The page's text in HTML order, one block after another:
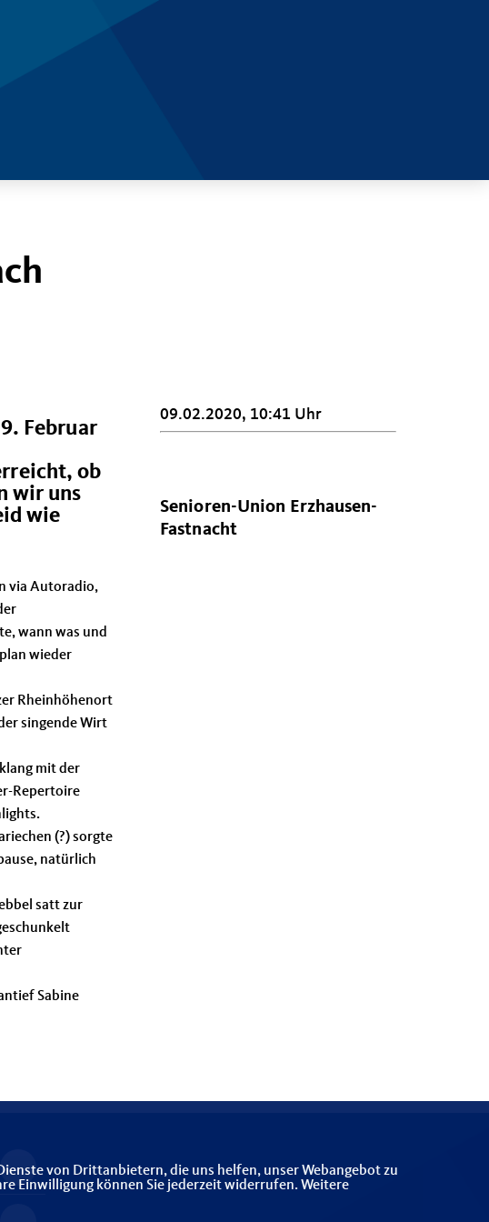
Februar
ob
wir uns
wie
via Autoradio,
wann was und
wieder
Rheinhöhenort
singende Wirt
mit der
Repertoire
(?) sorgte
natürlich
satt zur
Sabine
09.02.2020, 10:41 Uhr
Senioren-Union Erzhausen-
Fastnacht
von Drittanbietern, die uns helfen, unser Webangebot zu
Einwilligung können Sie jederzeit widerrufen. Weitere